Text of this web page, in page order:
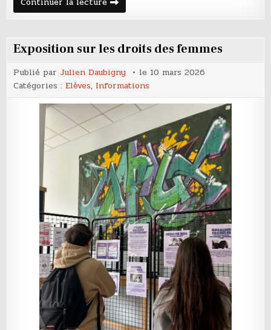
auprès
des
Exposition sur les droits des femmes
Publié par Julien Daubigny le10 mars 2026
Catégories :Elèves, Informations